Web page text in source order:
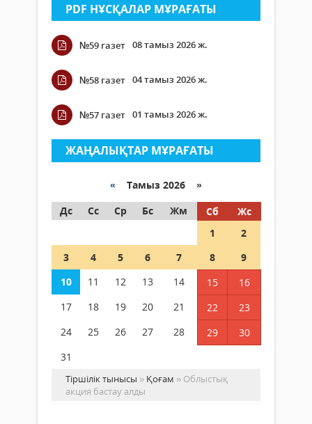
PDF НҰСҚАЛАР МҰРАҒАТЫ
№59 газет 08 тамыз 2026 ж.
№58 газет 04 тамыз 2026 ж.
№57 газет 01 тамыз 2026 ж.
ЖАҢАЛЫҚТАР МҰРАҒАТЫ
« Тамыз 2026 »
Дс
Сс Ср Бс Жм Сб
Жс
1
2
3
4 5 6 7 8
9
10
11 12 13 14 15
16
17
18 19 20 21 22
23
24
25 26 27 28 29
30
31
Тіршілік тынысы » Қоғам » Облыстық
акция бастау алды